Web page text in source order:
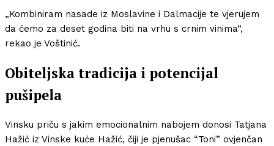
„Kombiniram nasade iz Moslavine i Dalmacije te vjerujem
da ćemo za deset godina biti na vrhu s crnim vinima“,
rekao je Voštinić.
Obiteljska tradicija i potencijal
pušipela
Vinsku priču s jakim emocionalnim nabojem donosi Tatjana
Hažić iz Vinske kuće Hažić, čiji je pjenušac “Toni” ovjenčan